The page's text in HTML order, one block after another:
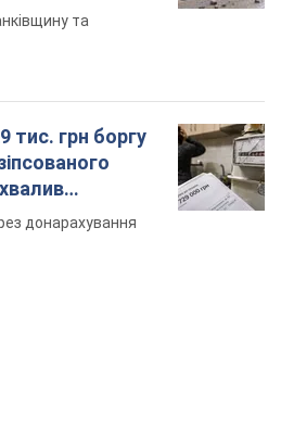
та
тис. грн боргу
донарахування